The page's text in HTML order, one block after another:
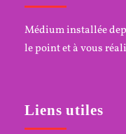
Médium installée
le point et à vous
Liens utiles